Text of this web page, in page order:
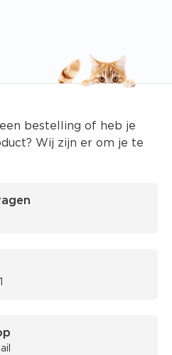
bestelling of heb je
Wij zijn er om je te